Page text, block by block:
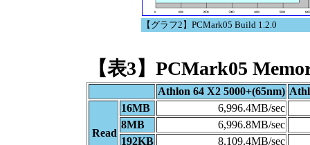
【グラフ2】PCMark05 Build 1.2.0
【表3】PCMark05
Athlon 64 X2 5000+(65nm)
Read
16MB
6,996.4MB/sec
8MB
6,996.8MB/sec
192KB
8,109.4MB/sec